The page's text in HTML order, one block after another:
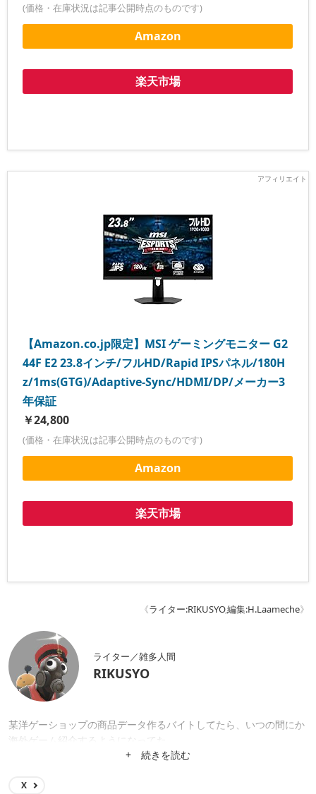
(価格・在庫状況は記事公開時点のものです)
Amazon
楽天市場
【Amazon.co.jp限定】MSI ゲーミングモニター G2
44F E2 23.8インチ/フルHD/Rapid IPSパネル/180H
z/1ms(GTG)/Adaptive-Sync/HDMI/DP/メーカー3
年保証
￥24,800
(価格・在庫状況は記事公開時点のものです)
Amazon
楽天市場
《ライター:RIKUSYO,編集:H.Laameche》
ライター／雑多人間
RIKUSYO
某洋ゲーショップの商品データ作るバイトしてたら、いつの間にか
海外ゲーム紹介するようになってた。
+ 続きを読む
X